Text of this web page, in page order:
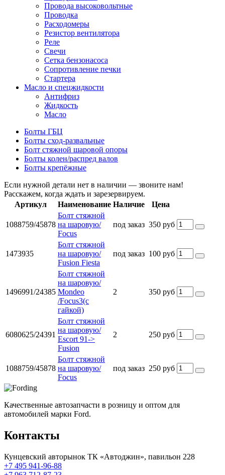
Провода высоковольтные
Проводка
Расходомеры
Резистор вентилятора
Реле
Свечи
Сетка бензонасоса
Сопротивление печки
Стартера
Масло и спецжидкости
Антифриз
Жидкость
Масло
Болты ГБЦ
Болты сход-развальные
Болт стяжной шаровой опоры
Болты колен/распред валов
Болты крепёжные
Если нужной детали нет в наличии — звоните нам!
Расскажем, когда ждать и зарезервируем.
Артикул
Наименование Наличие Цена
1088759/45878
Болт стяжной
на шаровую/
Focus
под заказ 350 руб
1473935
Болт стяжной
на шаровую/
Fusion Fiesta
под заказ 100 руб
1496991/24385
Болт стяжной
на шаровую/
Mondeo
/Focus3(с
гайкой)
2 350 руб
6080625/24391
Болт стяжной
на шаровую/
Escort 91->
Fusion
2 250 руб
1088759/45878
Болт стяжной
на шаровую/
Focus
под заказ 250 руб
Качественные автозапчасти в розницу и оптом для
автомобилей марки Ford.
Контакты
Кунцевский авторынок ТК «Автоджин», павильон 228
+7 495 941-96-88